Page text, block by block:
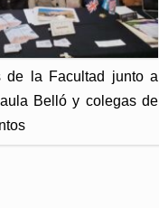
de la Facultad junto a
Belló y colegas de